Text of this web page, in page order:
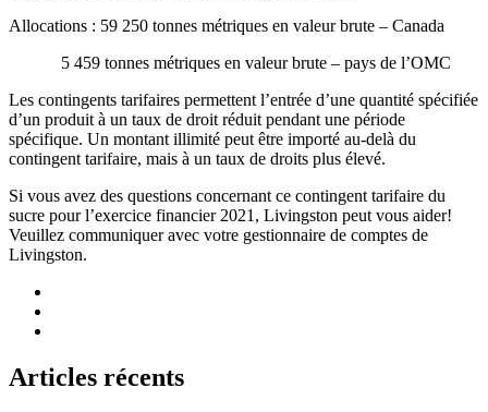
Allocations : 59 250 tonnes métriques en valeur brute – Canada
5 459 tonnes métriques en valeur brute – pays de l’OMC
Les contingents tarifaires permettent l’entrée d’une quantité spécifiée
d’un produit à un taux de droit réduit pendant une période
spécifique. Un montant illimité peut être importé au-delà du
contingent tarifaire, mais à un taux de droits plus élevé.
Si vous avez des questions concernant ce contingent tarifaire du
sucre pour l’exercice financier 2021, Livingston peut vous aider!
Veuillez communiquer avec votre gestionnaire de comptes de
Livingston.
Articles récents